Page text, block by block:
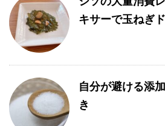
キサーで玉ねぎ
自分が避ける添
き